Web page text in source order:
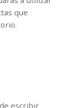
que
escribir